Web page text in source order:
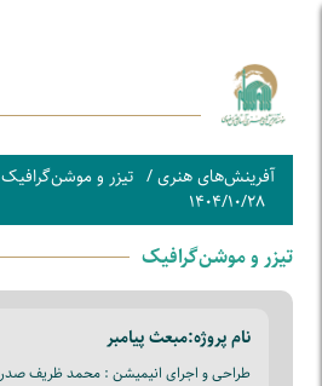
آفرینش‌های هنری/ تیزر و موشن‌گرافیک
۱۴۰۴/۱۰/۲۸
تیزر و موشن‌گرافیک
نام پروژه:مبعث پیامبر
طراحی و اجرای انیمیشن : محمد ظریف صدر